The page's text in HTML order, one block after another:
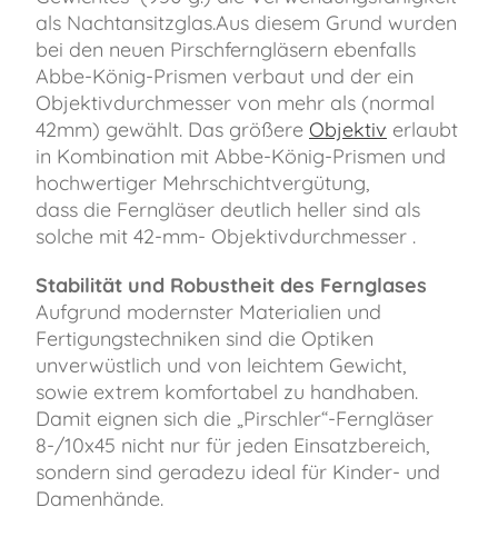
als Nachtansitzglas.Aus diesem Grund wurden
bei den neuen Pirschferngläsern ebenfalls
Abbe-König-Prismen verbaut und der ein
Objektivdurchmesser von mehr als (normal
42mm) gewählt. Das größere Objektiv erlaubt
in Kombination mit Abbe-König-Prismen und
hochwertiger Mehrschichtvergütung,
dass die Ferngläser deutlich heller sind als
solche mit 42-mm- Objektivdurchmesser .
Stabilität und Robustheit des Fernglases
Aufgrund modernster Materialien und
Fertigungstechniken sind die Optiken
unverwüstlich und von leichtem Gewicht,
sowie extrem komfortabel zu handhaben.
Damit eignen sich die „Pirschler“-Ferngläser
8-/10x45 nicht nur für jeden Einsatzbereich,
sondern sind geradezu ideal für Kinder- und
Damenhände.